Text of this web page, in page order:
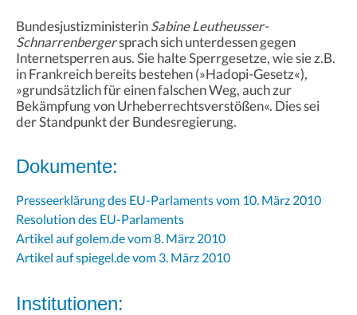
BundesjustizministerinSabine Leutheusser-
Schnarrenbergersprach sich unterdessen gegen
Internetsperren aus. Sie halte Sperrgesetze, wie sie z.B.
in Frankreich bereits bestehen (»Hadopi-Gesetz«),
»grundsätzlich für einen falschen Weg, auch zur
Bekämpfung von Urheberrechtsverstößen«. Dies sei
der Standpunkt der Bundesregierung.
Dokumente:
Presseerklärung des EU-Parlaments vom 10. März 2010
Resolution des EU-Parlaments
Artikel auf golem.de vom 8. März 2010
Artikel auf spiegel.de vom 3. März 2010
Institutionen: